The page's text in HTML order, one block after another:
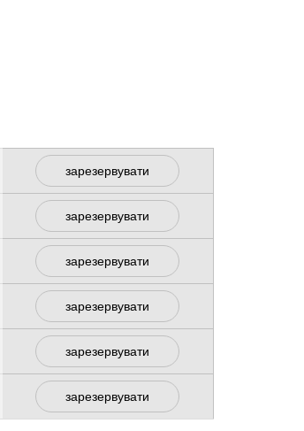
зарезервувати
зарезервувати
зарезервувати
зарезервувати
зарезервувати
зарезервувати